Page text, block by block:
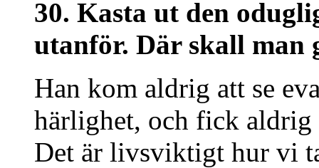
30. Kasta ut den
utanför. Där skall man
Han kom aldrig att se
härlighet, och fick aldrig
Det är livsviktigt hur vi